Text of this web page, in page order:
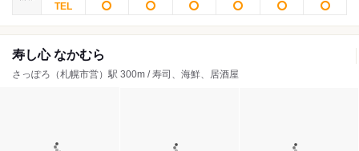
寿し心 なかむら
さっぽろ（札幌市営）駅 300m / 寿司、海鮮、居酒屋